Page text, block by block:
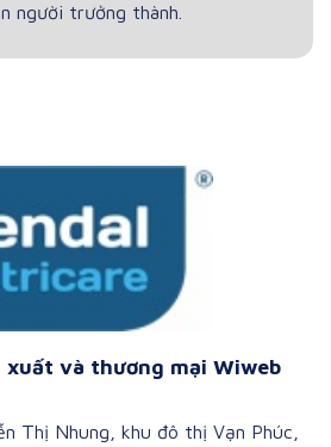
người trưởng thành.
xuất và thương mại Wiweb
Thị Nhung, khu đô thị Vạn Phúc,